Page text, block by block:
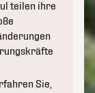
teilen ihre
Sie,